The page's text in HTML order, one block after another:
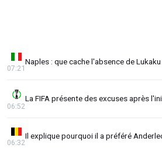
Naples : que cache l'absence de
07:21
La FIFA présente des excuses après
06:52
Il explique pourquoi il a préféré
06:32